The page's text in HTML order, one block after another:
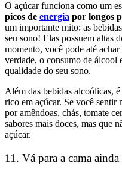
O açúcar funciona como um
picos de energia por longos
um importante mito: as
seu sono! Elas possuem altas
momento, você pode até
verdade, o consumo de álcool
qualidade do seu sono.
Além das bebidas alcoólicas,
rico em açúcar. Se você sentir
por amêndoas, chás, tomate
sabores mais doces, mas que
açúcar.
11. Vá para a cama